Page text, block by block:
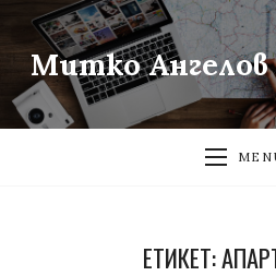
Митко Ангелов
ЕТИКЕТ: